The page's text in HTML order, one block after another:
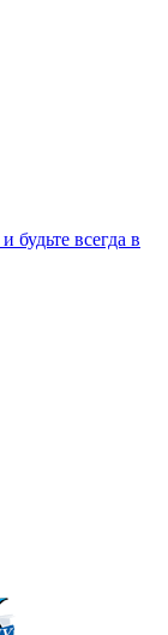
и будьте всегда в